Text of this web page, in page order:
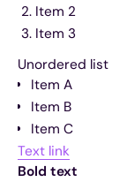
Item 2
Item 3
Unordered list
Item A
Item B
Item C
Text link
Bold text